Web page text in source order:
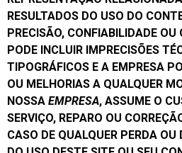
RESULTADOS DO USO DO
PRECISÃO, CONFIABILIDADE
PODE INCLUIR IMPRECISÕES
TIPOGRÁFICOS E A EMPRESA
OU MELHORIAS A QUALQUER
NOSSA EMPRESA, ASSUME O
SERVIÇO, REPARO OU
CASO DE QUALQUER PERDA